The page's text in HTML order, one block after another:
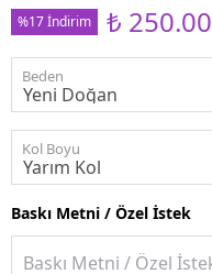
%17 İndirim ₺ 250.00
Beden
Kol Boyu
Baskı Metni / Özel İstek